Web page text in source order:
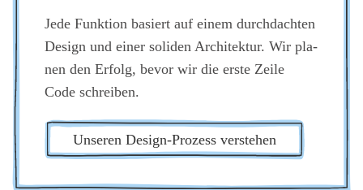
Jede Funk­ti­on basiert auf einem durch­dach­ten
Design und einer soli­den Archi­tek­tur. Wir pla­
nen den Erfolg, bevor wir die ers­te Zei­le
Code schrei­ben.
Unse­ren Design-Pro­zess ver­ste­hen